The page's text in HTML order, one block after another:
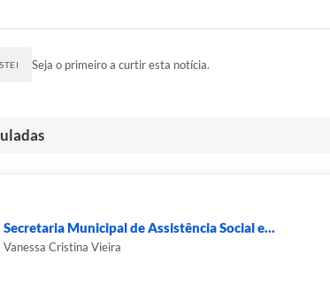
Seja o primeiro a curtir esta notícia.
Secretaria Municipal de Assistência Social e...
Vanessa Cristina Vieira